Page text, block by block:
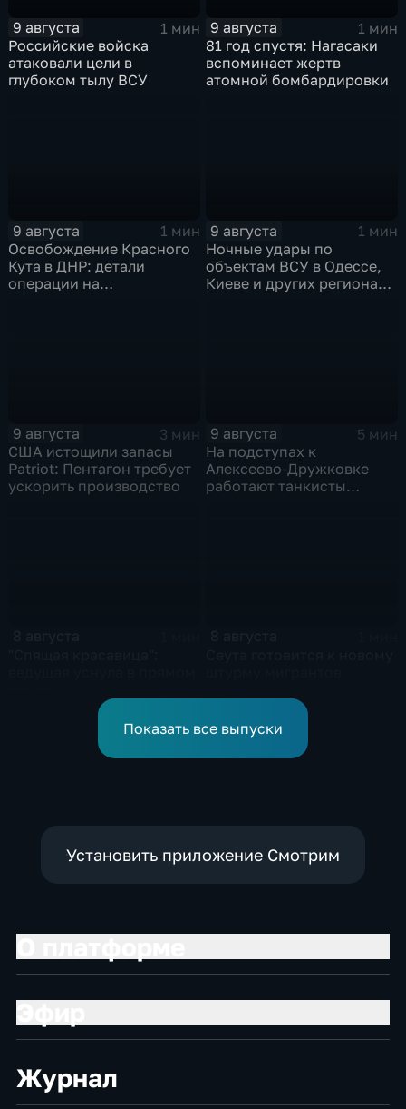
9 августа
1 мин
Российские войска
атаковали цели в
глубоком тылу ВСУ
9 августа
1 мин
81 год спустя: Нагасаки
вспоминает жертв
атомной бомбардировки
9 августа
1 мин
Освобождение Красного
Кута в ДНР: детали
операции на
9 августа
1 мин
Ночные удары по
объектам ВСУ в Одессе,
Киеве и других регионах
9 августа
3 мин
США истощили запасы
Patriot: Пентагон требует
ускорить производство
9 августа
5 мин
На подступах к
Алексеево-Дружковке
работают танкисты
Показать все выпуски
Установить приложение Смотрим
Журнал